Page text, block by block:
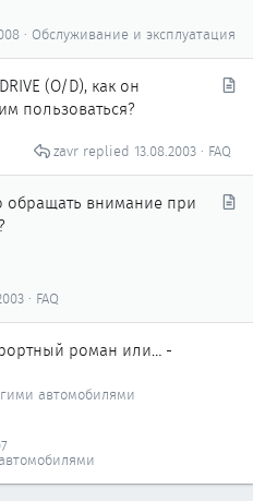
Обслуживание и эксплуатация
(O/D), как он
пользоваться?
FAQ
13.08.2003
zavr
обращать внимание при
FAQ
роман или… -
автомобилями